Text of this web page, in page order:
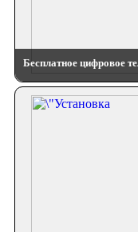
Бесплатное цифровое